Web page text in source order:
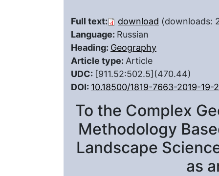
Full text: download (downloads:
Language: Russian
Heading: Geography
Article type: Article
UDC: [911.52:502.5](470.44)
DOI: 10.18500/1819-7663-2019-19-
To the Complex
Methodology
Landscape
as